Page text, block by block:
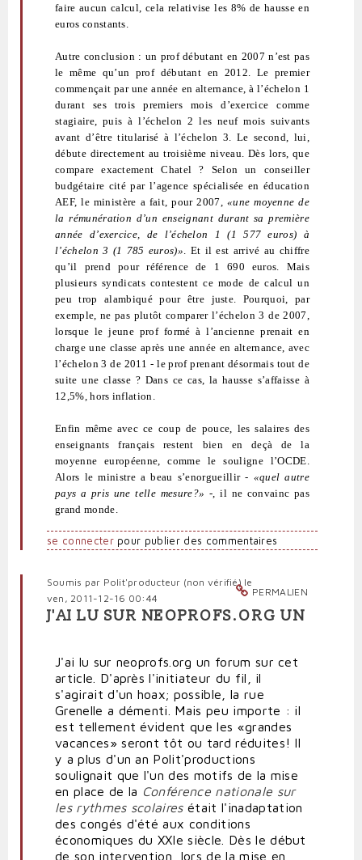
faire aucun calcul, cela relativise les 8% de hausse en
euros constants.
Autre conclusion : un prof débutant en 2007 n’est pas
le même qu’un prof débutant en 2012. Le premier
commençait par une année en alternance, à l’échelon 1
durant ses trois premiers mois d’exercice comme
stagiaire, puis à l’échelon 2 les neuf mois suivants
avant d’être titularisé à l’échelon 3. Le second, lui,
débute directement au troisième niveau. Dès lors, que
compare exactement Chatel ? Selon un conseiller
budgétaire cité par l’agence spécialisée en éducation
AEF, le ministère a fait, pour 2007, «une moyenne de
la rémunération d’un enseignant durant sa première
année d’exercice, de l’échelon 1 (1 577 euros) à
l’échelon 3 (1 785 euros)». Et il est arrivé au chiffre
qu’il prend pour référence de 1 690 euros. Mais
plusieurs syndicats contestent ce mode de calcul un
peu trop alambiqué pour être juste. Pourquoi, par
exemple, ne pas plutôt comparer l’échelon 3 de 2007,
lorsque le jeune prof formé à l’ancienne prenait en
charge une classe après une année en alternance, avec
l’échelon 3 de 2011 - le prof prenant désormais tout de
suite une classe ? Dans ce cas, la hausse s’affaisse à
12,5%, hors inflation.
Enfin même avec ce coup de pouce, les salaires des
enseignants français restent bien en deçà de la
moyenne européenne, comme le souligne l’OCDE.
Alors le ministre a beau s’enorgueillir - «quel autre
pays a pris une telle mesure?» -, il ne convainc pas
grand monde.
se connecterpour publier des commentaires
PERMALIEN
Soumis par Polit'producteur (non vérifié)le
ven, 2011-12-16 00:44
J'AI LU SUR NEOPROFS.ORG UN
J'ai lu sur neoprofs.org un forum sur cet
article. D'après l'initiateur du fil, il
s'agirait d'un hoax; possible, la rue
Grenelle a démenti. Mais peu importe : il
est tellement évident que les «grandes
vacances» seront tôt ou tard réduites! Il
y a plus d'un an Polit'productions
soulignait que l'un des motifs de la mise
en place de la Conférence nationale sur
les rythmes scolaires était l'inadaptation
des congés d'été aux conditions
économiques du XXIe siècle. Dès le début
de son intervention, lors de la mise en